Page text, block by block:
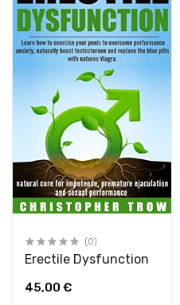
(0)
Erectile Dysfunction
45,00 €